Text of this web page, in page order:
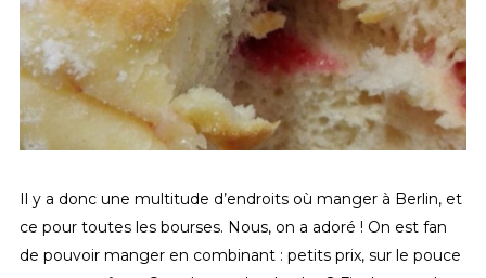
Il y a donc une multitude d’endroits où manger à Berlin, et
ce pour toutes les bourses. Nous, on a adoré ! On est fan
de pouvoir manger en combinant : petits prix, sur le pouce